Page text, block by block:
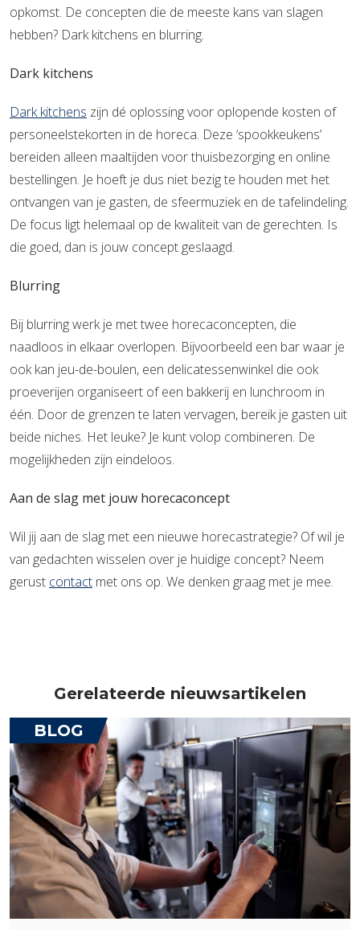
opkomst. De concepten die de meeste kans van slagen
hebben? Dark kitchens en blurring.
Dark kitchens
Dark kitchens zijn dé oplossing voor oplopende kosten of
personeelstekorten in de horeca. Deze ‘spookkeukens’
bereiden alleen maaltijden voor thuisbezorging en online
bestellingen. Je hoeft je dus niet bezig te houden met het
ontvangen van je gasten, de sfeermuziek en de tafelindeling.
De focus ligt helemaal op de kwaliteit van de gerechten. Is
die goed, dan is jouw concept geslaagd.
Blurring
Bij blurring werk je met twee horecaconcepten, die
naadloos in elkaar overlopen. Bijvoorbeeld een bar waar je
ook kan jeu-de-boulen, een delicatessenwinkel die ook
proeverijen organiseert of een bakkerij en lunchroom in
één. Door de grenzen te laten vervagen, bereik je gasten uit
beide niches. Het leuke? Je kunt volop combineren. De
mogelijkheden zijn eindeloos.
Aan de slag met jouw horecaconcept
Wil jij aan de slag met een nieuwe horecastrategie? Of wil je
van gedachten wisselen over je huidige concept? Neem
gerust contact met ons op. We denken graag met je mee.
Gerelateerde nieuwsartikelen
BLOG